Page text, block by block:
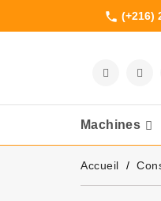
phone (+216)
Machines
Accueil